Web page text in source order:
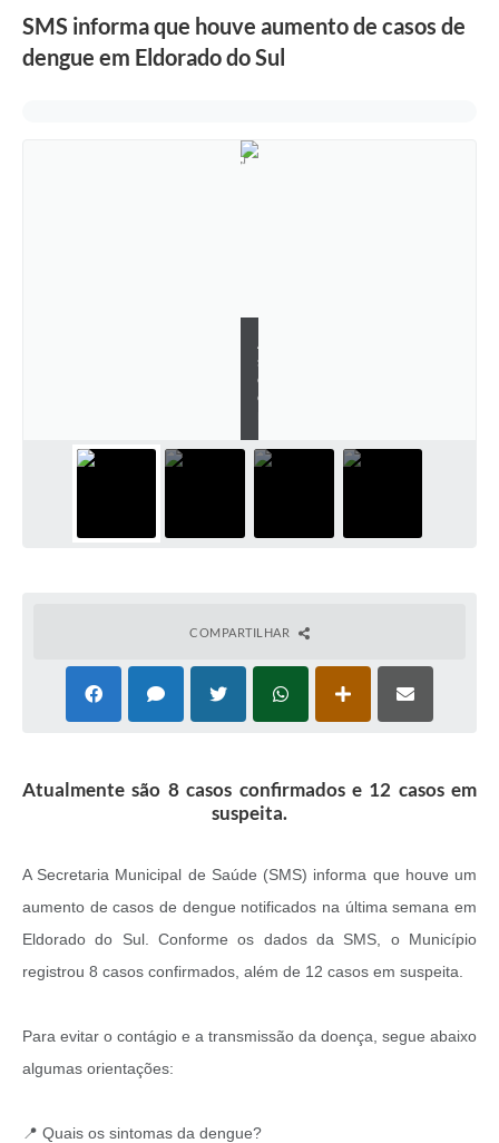
SMS informa que houve aumento de casos de
dengue em Eldorado do Sul
A
s
c
o
COMPARTILHAR
Atualmente são 8 casos confirmados e 12 casos em
suspeita.
A Secretaria Municipal de Saúde (SMS) informa que houve um
aumento de casos de dengue notificados na última semana em
Eldorado do Sul. Conforme os dados da SMS, o Município
registrou 8 casos confirmados, além de 12 casos em suspeita.
Para evitar o contágio e a transmissão da doença, segue abaixo
algumas orientações:
📍 Quais os sintomas da dengue?